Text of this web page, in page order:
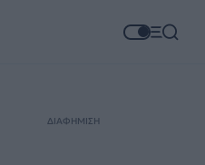
ΔΙΑΦΗΜΙΣΗ